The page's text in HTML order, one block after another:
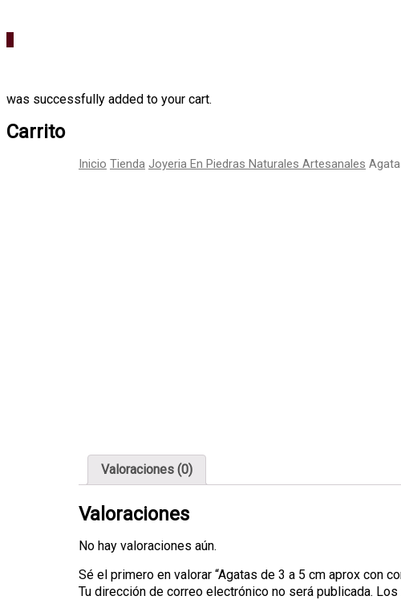
was successfully added to your cart.
Carrito
Inicio Tienda Joyeria En Piedras Naturales Artesanales
Valoraciones (0)
Valoraciones
No hay valoraciones aún.
Sé el primero en valorar “Agatas de 3 a 5 cm aprox con
Tu dirección de correo electrónico no será publicada. Los